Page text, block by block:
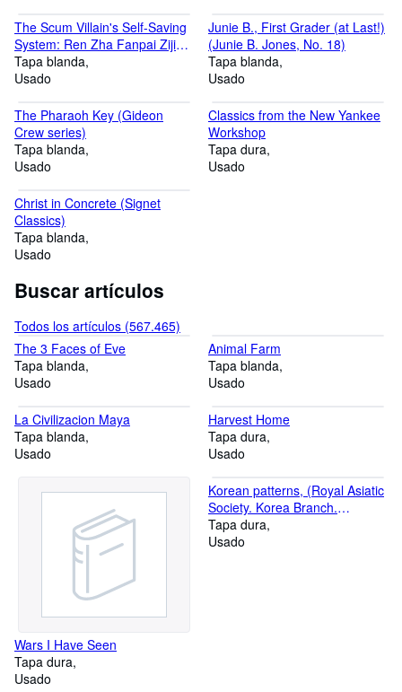
The Scum Villain's Self-Saving
System: Ren Zha Fanpai Zijiu
Xitong (Novel) Vol. 3
Tapa blanda
Usado
Junie B., First Grader (at Last!)
(Junie B. Jones, No. 18)
Tapa blanda
Usado
The Pharaoh Key (Gideon
Crew series)
Tapa blanda
Usado
Classics from the New Yankee
Workshop
Tapa dura
Usado
Christ in Concrete (Signet
Classics)
Tapa blanda
Usado
Buscar artículos
Todos los artículos (567.465)
The 3 Faces of Eve
Tapa blanda
Usado
Animal Farm
Tapa blanda
Usado
La Civilizacion Maya
Tapa blanda
Usado
Harvest Home
Tapa dura
Usado
Wars I Have Seen
Tapa dura
Usado
Korean patterns, (Royal Asiatic
Society. Korea Branch.
Handbook series, no. 1)
Tapa dura
Usado